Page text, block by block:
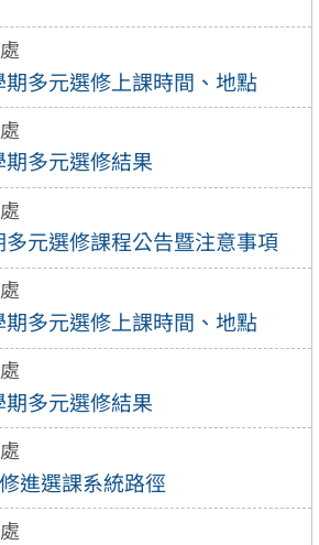
多元選修上課時間、地點
多元選修結果
元選修課程公告暨注意事項
多元選修上課時間、地點
多元選修結果
進選課系統路徑